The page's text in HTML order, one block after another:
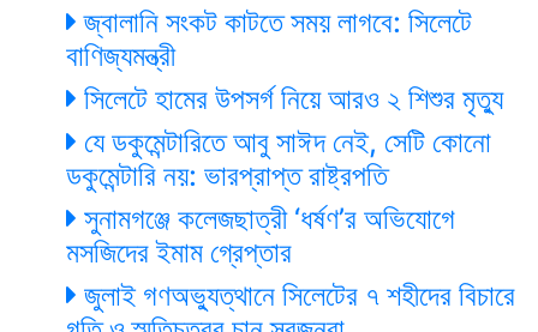
জ্বালানি সংকট কাটতে সময় লাগবে: সিলেটে
বাণিজ্যমন্ত্রী
সিলেটে হামের উপসর্গ নিয়ে আরও ২ শিশুর মৃত্যু
যে ডকুমেন্টারিতে আবু সাঈদ নেই, সেটি কোনো
ডকুমেন্টারি নয়: ভারপ্রাপ্ত রাষ্ট্রপতি
সুনামগঞ্জে কলেজছাত্রী ‘ধর্ষণ’র অভিযোগে
মসজিদের ইমাম গ্রেপ্তার
জুলাই গণঅভ্যুত্থানে সিলেটের ৭ শহীদের বিচারে